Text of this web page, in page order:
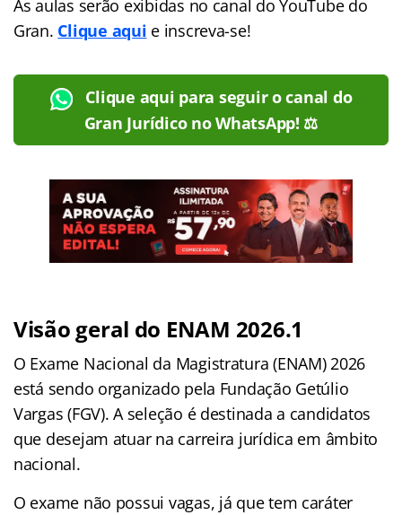
As aulas serão exibidas no canal do YouTube do
Gran. Clique aqui e inscreva-se!
Clique aqui para seguir o canal do
Gran Jurídico no WhatsApp! ⚖️
Visão geral do ENAM 2026.1
O Exame Nacional da Magistratura (ENAM) 2026
está sendo organizado pela Fundação Getúlio
Vargas (FGV). A seleção é destinada a candidatos
que desejam atuar na carreira jurídica em âmbito
nacional.
O exame não possui vagas, já que tem caráter